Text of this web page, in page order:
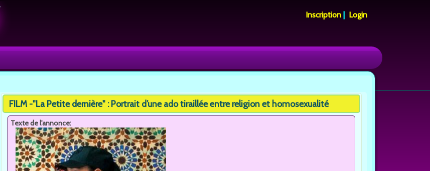
Inscription | Login
You are here
FILM -"La Petite dernière" : Portrait d’une ado tiraillée entre religion et homosexualité
Texte de l'annonce: